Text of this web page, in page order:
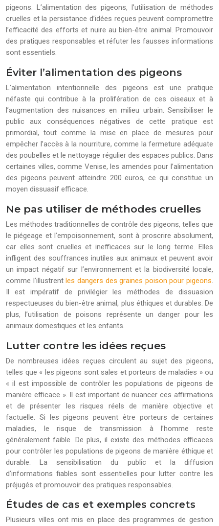
pigeons. L’alimentation des pigeons, l’utilisation de méthodes
cruelles et la persistance d’idées reçues peuvent compromettre
l’efficacité des efforts et nuire au bien-être animal. Promouvoir
des pratiques responsables et réfuter les fausses informations
sont essentiels.
Éviter l’alimentation des pigeons
L’alimentation intentionnelle des pigeons est une pratique
néfaste qui contribue à la prolifération de ces oiseaux et à
l’augmentation des nuisances en milieu urbain. Sensibiliser le
public aux conséquences négatives de cette pratique est
primordial, tout comme la mise en place de mesures pour
empêcher l’accès à la nourriture, comme la fermeture adéquate
des poubelles et le nettoyage régulier des espaces publics. Dans
certaines villes, comme Venise, les amendes pour l’alimentation
des pigeons peuvent atteindre 200 euros, ce qui constitue un
moyen dissuasif efficace.
Ne pas utiliser de méthodes cruelles
Les méthodes traditionnelles de contrôle des pigeons, telles que
le piégeage et l’empoisonnement, sont à proscrire absolument,
car elles sont cruelles et inefficaces sur le long terme. Elles
infligent des souffrances inutiles aux animaux et peuvent avoir
un impact négatif sur l’environnement et la biodiversité locale,
comme l’illustrentles dangers des graines poison pour pigeons.
Il est impératif de privilégier les méthodes de dissuasion
respectueuses du bien-être animal, plus éthiques et durables. De
plus, l’utilisation de poisons représente un danger pour les
animaux domestiques et les enfants.
Lutter contre les idées reçues
De nombreuses idées reçues circulent au sujet des pigeons,
telles que « les pigeons sont sales et porteurs de maladies » ou
« il est impossible de contrôler les populations de pigeons de
manière efficace ». Il est important de nuancer ces affirmations
et de présenter les risques réels de manière objective et
factuelle. Si les pigeons peuvent être porteurs de certaines
maladies, le risque de transmission à l’homme reste
généralement faible. De plus, il existe des méthodes efficaces
pour contrôler les populations de pigeons de manière éthique et
durable. La sensibilisation du public et la diffusion
d’informations fiables sont essentielles pour lutter contre les
préjugés et promouvoir des pratiques responsables.
Études de cas et exemples concrets
Plusieurs villes ont mis en place des programmes de gestion